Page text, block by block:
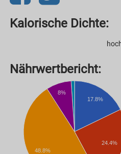
Kalorische Dichte:
Nährwertbericht:
17.8%
24.4%
8%
48.8%